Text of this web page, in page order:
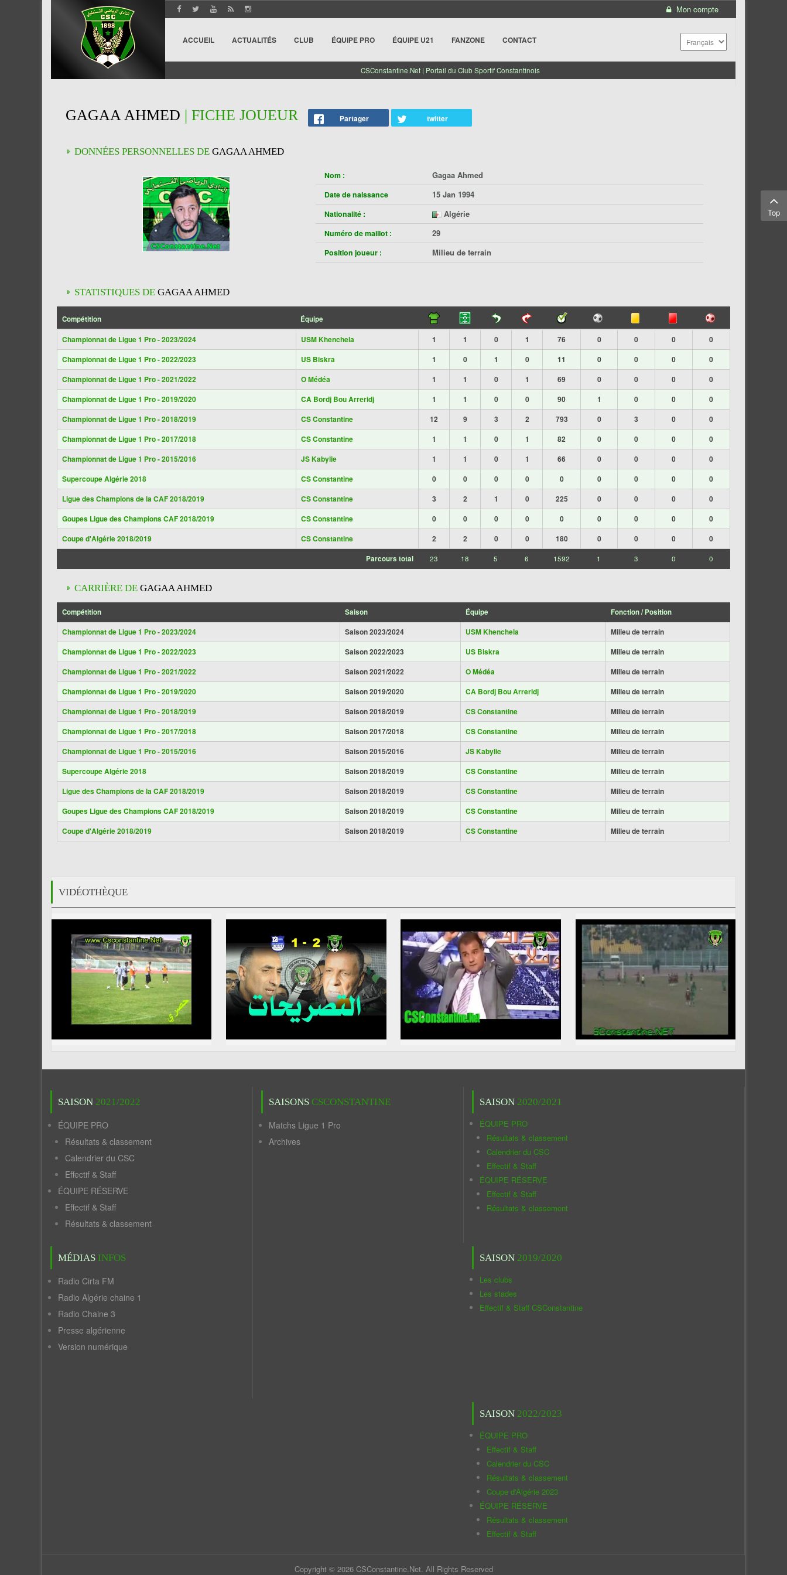
Mon compte
ACCUEIL ACTUALITÉS CLUB ÉQUIPE PRO ÉQUIPE U21 FANZONE CONTACT
CSConstantine.Net | Portail du Club Sportif Constantinois
GAGAA AHMED | FICHE JOUEUR Partager twitter
DONNÉES PERSONNELLES DE GAGAA AHMED
Nom : Gagaa Ahmed
Date de naissance 15 Jan 1994
Nationalité : Algérie
Numéro de maillot : 29
Position joueur : Milieu de terrain
STATISTIQUES DE GAGAA AHMED
Compétition Équipe
Championnat de Ligue 1 Pro - 2023/2024 USM Khenchela 1 1 0 1 76 0 0 0
0
Championnat de Ligue 1 Pro - 2022/2023
US Biskra 1 0 1 0 11 0 0 0
0
Championnat de Ligue 1 Pro - 2021/2022
O Médéa 1 1 0 1 69 0 0 0
0
Championnat de Ligue 1 Pro - 2019/2020
CA Bordj Bou Arreridj 1 1 0 0 90 1 0 0
0
Championnat de Ligue 1 Pro - 2018/2019
CS Constantine 12 9 3 2 793 0 3 0
0
Championnat de Ligue 1 Pro - 2017/2018
CS Constantine 1 1 0 1 82 0 0 0
0
Championnat de Ligue 1 Pro - 2015/2016
JS Kabylie 1 1 0 1 66 0 0 0
0
Supercoupe Algérie 2018
CS Constantine 0 0 0 0 0 0 0 0
0
Ligue des Champions de la CAF 2018/2019
CS Constantine 3 2 1 0 225 0 0 0
0
Goupes Ligue des Champions CAF 2018/2019
CS Constantine 0 0 0 0 0 0 0 0
0
Coupe d'Algérie 2018/2019
CS Constantine 2 2 0 0 180 0 0 0 0
Parcours total 23 18 5 6 1592 1 3 0 0
CARRIÈRE DE GAGAA AHMED
Compétition Saison Équipe Fonction / Position
Championnat de Ligue 1 Pro - 2023/2024 Saison 2023/2024 USM Khenchela
Milieu de terrain
Championnat de Ligue 1 Pro - 2022/2023
Saison 2022/2023 US Biskra
Milieu de terrain
Championnat de Ligue 1 Pro - 2021/2022
Saison 2021/2022 O Médéa
Milieu de terrain
Championnat de Ligue 1 Pro - 2019/2020
Saison 2019/2020 CA Bordj Bou Arreridj
Milieu de terrain
Championnat de Ligue 1 Pro - 2018/2019
Saison 2018/2019 CS Constantine
Milieu de terrain
Championnat de Ligue 1 Pro - 2017/2018
Saison 2017/2018 CS Constantine
Milieu de terrain
Championnat de Ligue 1 Pro - 2015/2016
Saison 2015/2016 JS Kabylie
Milieu de terrain
Supercoupe Algérie 2018
Saison 2018/2019 CS Constantine
Milieu de terrain
Ligue des Champions de la CAF 2018/2019
Saison 2018/2019 CS Constantine
Milieu de terrain
Goupes Ligue des Champions CAF 2018/2019
Saison 2018/2019 CS Constantine
Milieu de terrain
Coupe d'Algérie 2018/2019
Saison 2018/2019 CS Constantine Milieu de terrain
VIDÉOTHÈQUE
SAISON 2021/2022
ÉQUIPE PRO
Résultats & classement
Calendrier du CSC
Effectif & Staff
ÉQUIPE RÉSERVE
Effectif & Staff
Résultats & classement
MÉDIAS INFOS
Radio Cirta FM
Radio Algérie chaine 1
Radio Chaine 3
Presse algérienne
Version numérique
SAISONS CSCONSTANTINE
Matchs Ligue 1 Pro
Archives
SAISON 2020/2021
ÉQUIPE PRO
Résultats & classement
Calendrier du CSC
Effectif & Staff
ÉQUIPE RÉSERVE
Effectif & Staff
Résultats & classement
SAISON 2019/2020
Les clubs
Les stades
Effectif & Staff CSConstantine
SAISON 2022/2023
ÉQUIPE PRO
Effectif & Staff
Calendrier du CSC
Résultats & classement
Coupe d'Algérie 2023
ÉQUIPE RÉSERVE
Résultats & classement
Effectif & Staff
Copyright © 2026 CSConstantine.Net. All Rights Reserved
Top